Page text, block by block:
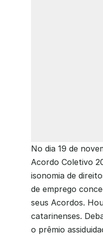
No dia 19 de
Acordo Coletivo
isonomia de
de emprego
seus Acordos.
catarinenses.
o prêmio